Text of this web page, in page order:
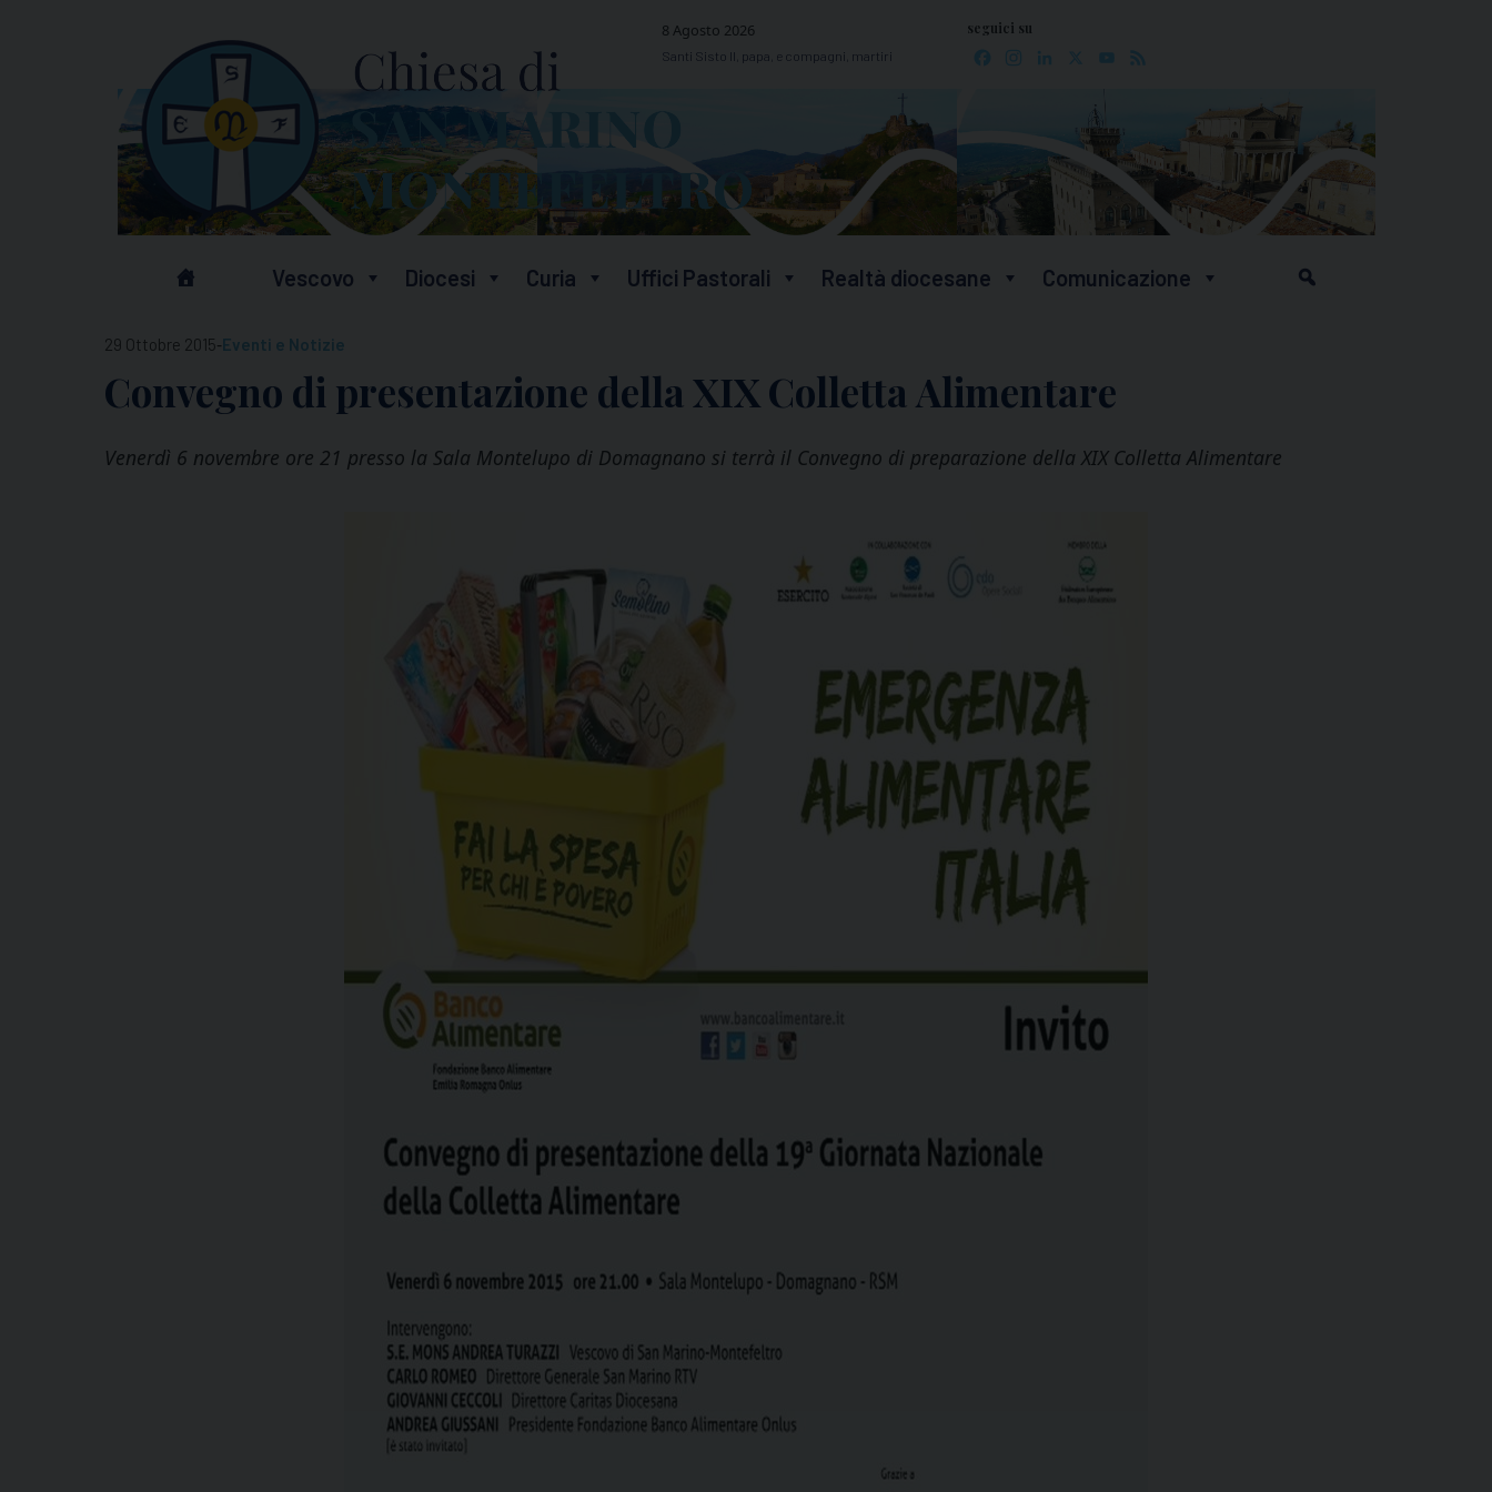
8 Agosto 2026
Santi Sisto II, papa, e compagni, martiri
seguici su
Facebook
Instagram
LinkedIn YouTube
Vescovo Diocesi Curia Uffici Pastorali Realtà diocesane Comunicazione
29 Ottobre 2015-Eventi e Notizie
Convegno di presentazione della XIX Colletta Alimentare
Venerdì 6 novembre ore 21 presso la Sala Montelupo di Domagnano si terrà il Convegno di preparazione della XIX Colletta Alimentare